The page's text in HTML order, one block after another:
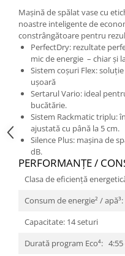
Mașină de spălat vase cu
noastre inteligente de
constrângătoare pentru
PerfectDry: rezultate
mic de energie – chiar și
Sistem coșuri Flex:
ușoară
Sertarul Vario: ideal
bucătărie.
Sistem Rackmatic triplu:
ajustată cu până la 5 cm.
Silence Plus: mașina de
dB.
PERFORMANŢE /
Clasa de eficienţă
Consum de energie² /
Capacitate: 14 seturi
Durată program Eco⁴: